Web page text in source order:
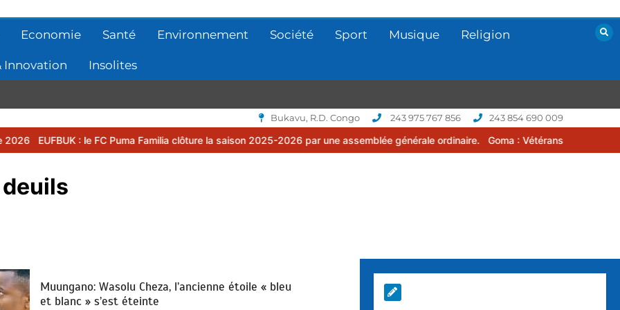
Economie Santé Environnement Société Sport Musique Religion
Innovation Insolites
Bukavu, R.D. Congo 243 975 767 856 243 854 690 009
: le FC Puma Familia clôture la saison 2025-2026 par une assemblée générale ordinaire. Goma : Vétérans Cup 2026 -2027, une
Muungano: Wasolu Cheza, l’ancienne étoile « bleu
et blanc » s’est éteinte